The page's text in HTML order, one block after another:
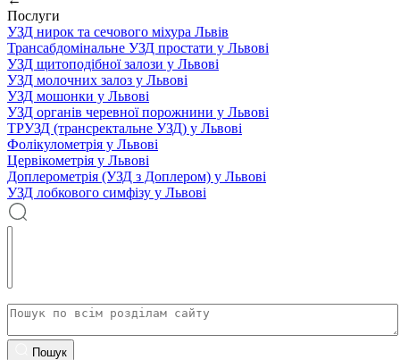
Послуги
УЗД нирок та сечового міхура Львів
Трансабдомінальне УЗД простати у Львові
УЗД щитоподібної залози у Львові
УЗД молочних залоз у Львові
УЗД мошонки у Львові
УЗД органів черевної порожнини у Львові
ТРУЗД (трансректальне УЗД) у Львові
Фолікулометрія у Львові
Цервікометрія у Львові
Доплерометрія (УЗД з Доплером) у Львові
УЗД лобкового симфізу у Львові
Пошук